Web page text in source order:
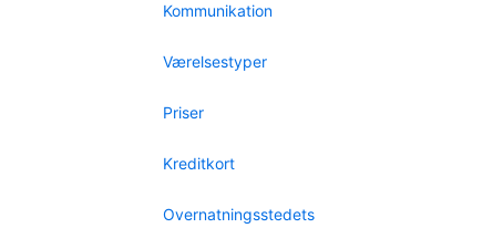
Kommunikation
Værelsestyper
Priser
Kreditkort
Overnatningsstedets